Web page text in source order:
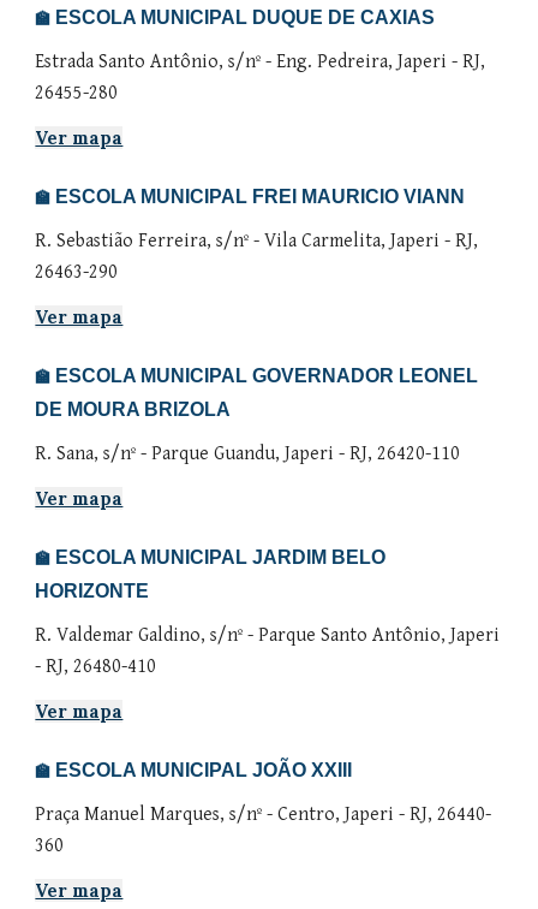
🏫 ESCOLA MUNICIPAL DUQUE DE CAXIAS
Estrada Santo Antônio, s/nº - Eng. Pedreira, Japeri - RJ,
26455-280
Ver mapa
🏫 ESCOLA MUNICIPAL FREI MAURICIO VIANN
R. Sebastião Ferreira, s/nº - Vila Carmelita, Japeri - RJ,
26463-290
Ver mapa
🏫 ESCOLA MUNICIPAL GOVERNADOR LEONEL
DE MOURA BRIZOLA
R. Sana, s/nº - Parque Guandu, Japeri - RJ, 26420-110
Ver mapa
🏫 ESCOLA MUNICIPAL JARDIM BELO
HORIZONTE
R. Valdemar Galdino, s/nº -Parque Santo Antônio, Japeri
- RJ,26480-410
Ver mapa
🏫 ESCOLA MUNICIPALJOÃO XXIII
Praça Manuel Marques,s/nº - Centro, Japeri - RJ, 26440-
360
Ver mapa